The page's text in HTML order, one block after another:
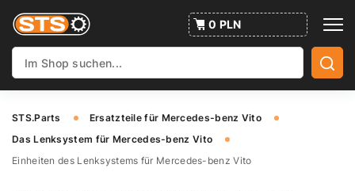
0 PLN
STS.Parts
Ersatzteile für Mercedes-benz Vito
Das Lenksystem für Mercedes-benz Vito
Einheiten des Lenksystems für Mercedes-benz Vito